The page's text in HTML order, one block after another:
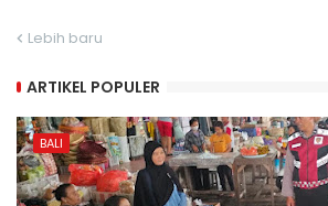
Lebih baru
ARTIKEL POPULER
BALI